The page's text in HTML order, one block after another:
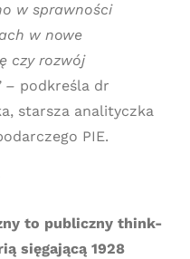
w sprawności
w nowe
czy rozwój
– podkreśla dr
starsza analityczka
PIE.
to publiczny think-
sięgającą 1928